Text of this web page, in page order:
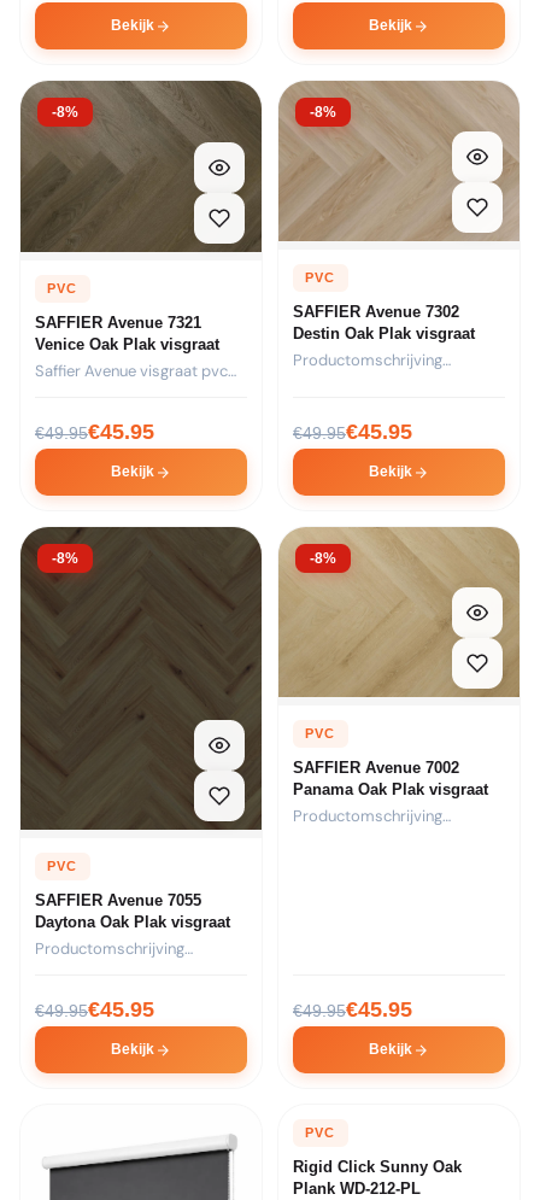
Bekijk Bekijk
-8%
PVC
SAFFIER Avenue 7321
Venice Oak Plak visgraat
Saffier Avenue visgraat pvc
€49.95€45.95
Bekijk
-8%
PVC
SAFFIER Avenue 7302
Destin Oak Plak visgraat
Productomschrijving
€49.95€45.95
Bekijk
-8%
PVC
SAFFIER Avenue 7055
Daytona Oak Plak visgraat
Productomschrijving
€49.95€45.95
Bekijk
-8%
PVC
SAFFIER Avenue 7002
Panama Oak Plak visgraat
Productomschrijving
€49.95€45.95
Bekijk
PVC
Rigid Click Sunny Oak
Plank WD-212-PL